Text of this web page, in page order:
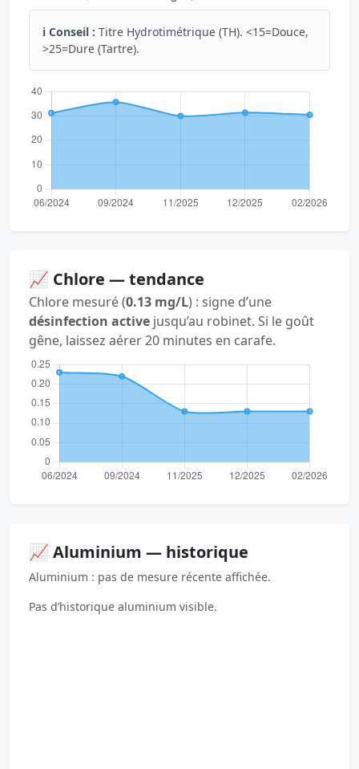
ℹ️ Conseil : Titre Hydrotimétrique (TH). <15=Douce,
>25=Dure (Tartre).
📈 Chlore — tendance
Chlore mesuré (0.13 mg/L) : signe d’une
désinfection active jusqu’au robinet. Si le goût
gêne, laissez aérer 20 minutes en carafe.
📈 Aluminium — historique
Aluminium : pas de mesure récente affichée.
Pas d’historique aluminium visible.